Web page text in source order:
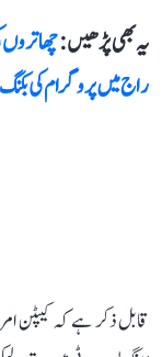
یہ بھی پڑھیں :
راج میں پروگرام کی